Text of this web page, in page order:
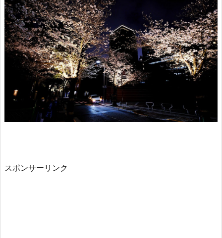
スポンサーリンク